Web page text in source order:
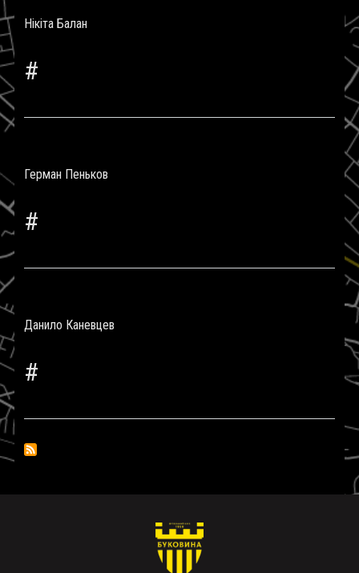
Нікіта Балан
#
Герман Пеньков
#
Данило Каневцев
#